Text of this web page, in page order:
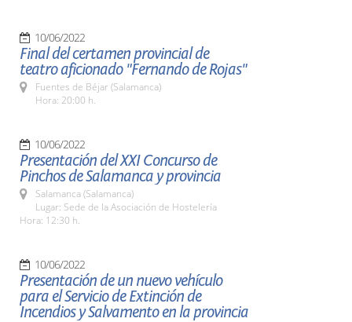
10/06/2022
Final del certamen provincial de
teatro aficionado "Fernando de Rojas"
Fuentes de Béjar (Salamanca)
Hora: 20:00 h.
10/06/2022
Presentación del XXI Concurso de
Pinchos de Salamanca y provincia
Salamanca (Salamanca)
Lugar: Sede de la Asociación de Hostelería
Hora: 12:30 h.
10/06/2022
Presentación de un nuevo vehículo
para el Servicio de Extinción de
Incendios y Salvamento en la provincia